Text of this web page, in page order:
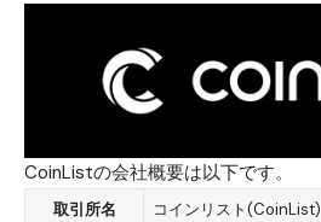
CoinListの会社概要は以下です。
取引所名 コインリスト(CoinList)